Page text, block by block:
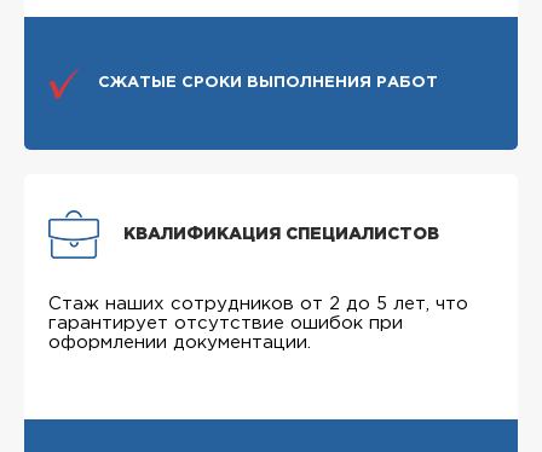
СЖАТЫЕ СРОКИ ВЫПОЛНЕНИЯ РАБОТ
КВАЛИФИКАЦИЯ СПЕЦИАЛИСТОВ
Стаж наших сотрудников от 2 до 5 лет, что
гарантирует отсутствие ошибок при
оформлении документации.